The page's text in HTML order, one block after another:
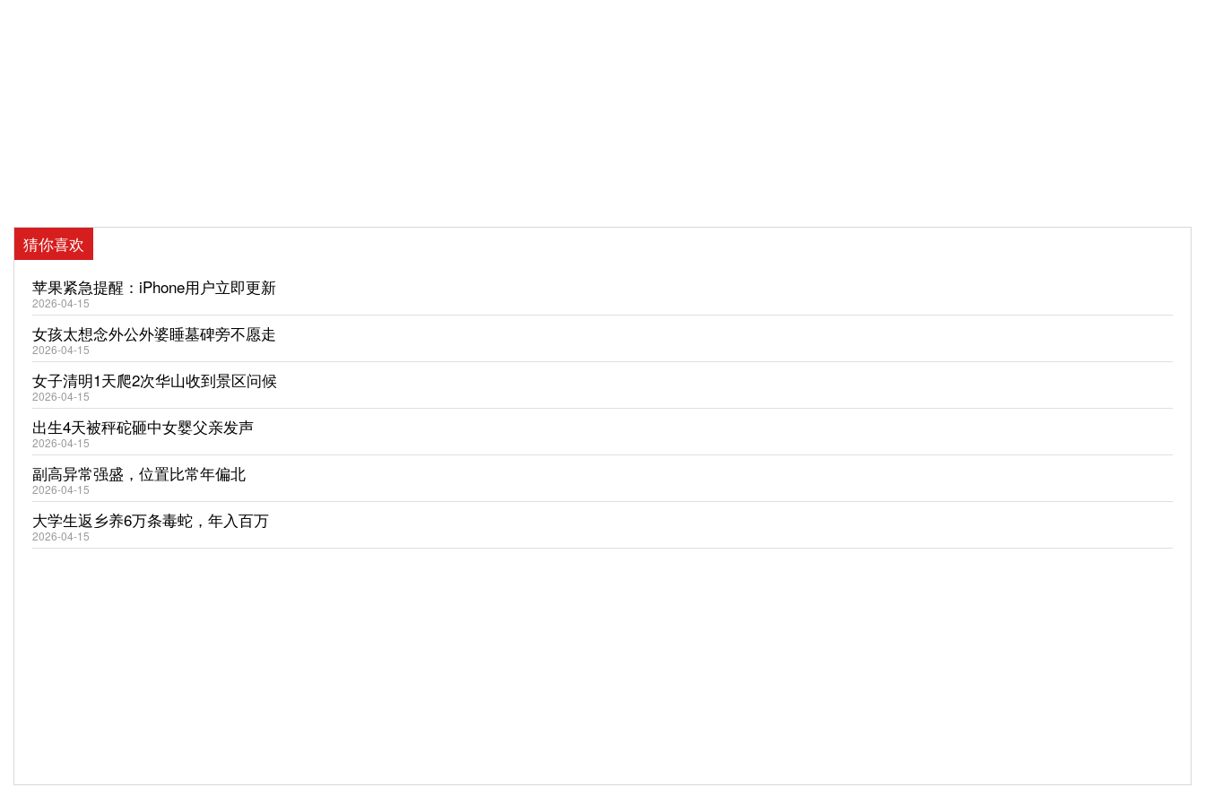
猜你喜欢
苹果紧急提醒：iPhone用户立即更新
2026-04-15
女孩太想念外公外婆睡墓碑旁不愿走
2026-04-15
女子清明1天爬2次华山收到景区问候
2026-04-15
出生4天被秤砣砸中女婴父亲发声
2026-04-15
副高异常强盛，位置比常年偏北
2026-04-15
大学生返乡养6万条毒蛇，年入百万
2026-04-15